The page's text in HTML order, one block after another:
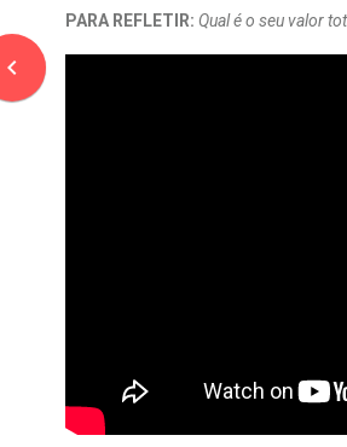
navigate_before
PARA REFLETIR: Qual é o seu valor